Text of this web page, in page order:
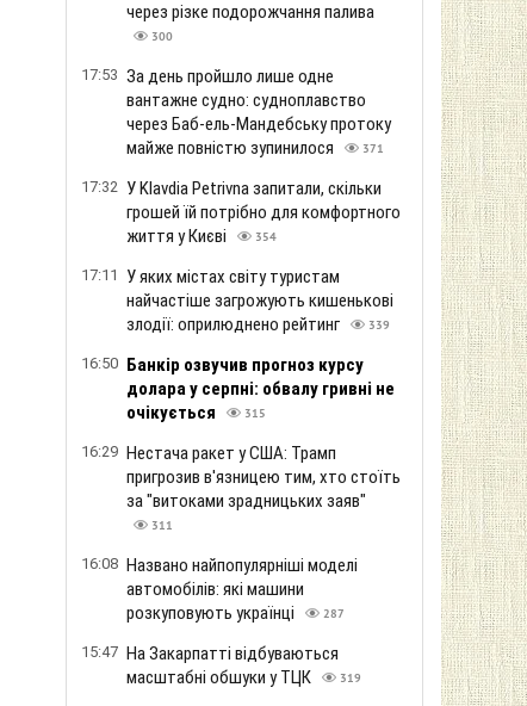
через різке подорожчання палива
300
17:53 За день пройшло лише одне
вантажне судно: судноплавство
через Баб-ель-Мандебську протоку
майже повністю зупинилося
371
17:32 У Klavdia Petrivna запитали, скільки
грошей їй потрібно для комфортного
життя у Києві
354
17:11
У яких містах світу туристам
найчастіше загрожують кишенькові
злодії: оприлюднено рейтинг
339
16:50 Банкір озвучив прогноз курсу
долара у серпні: обвалу гривні не
очікується
315
16:29 Нестача ракет у США: Трамп
пригрозив в'язницею тим, хто стоїть
за "витоками зрадницьких заяв"
311
16:08 Названо найпопулярніші моделі
автомобілів: які машини
розкуповують українці
287
15:47 На Закарпатті відбуваються
масштабні обшуки у ТЦК
319